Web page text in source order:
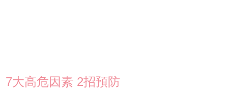
7大高危因素 2招預防